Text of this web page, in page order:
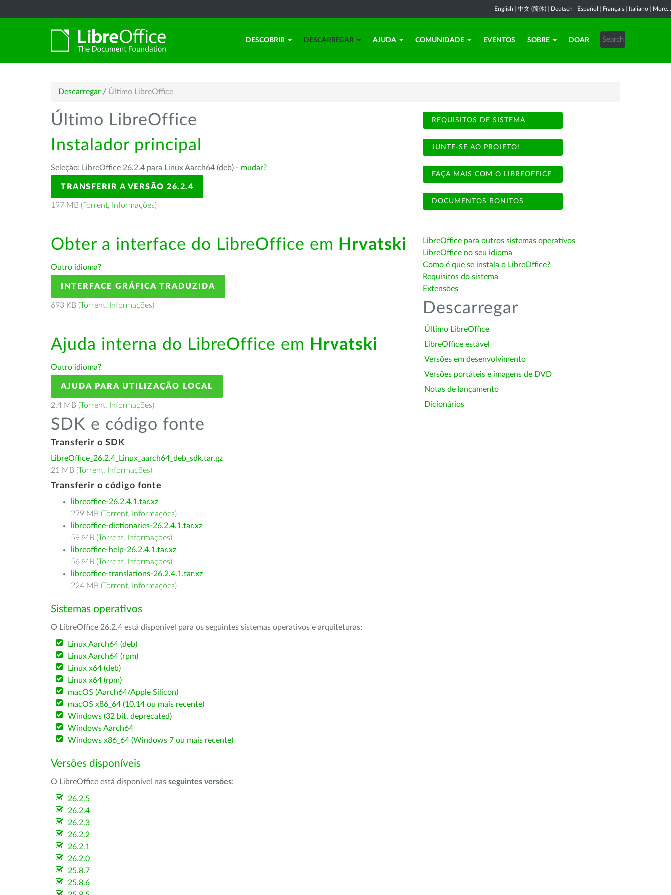
English 中文 (简体) Deutsch Español Français Italiano More...
DESCOBRIR DESCARREGAR AJUDA COMUNIDADE EVENTOS SOBRE DOAR
Descarregar / Último LibreOffice
Último LibreOffice
Instalador principal
Seleção: LibreOffice 26.2.4 para Linux Aarch64 (deb) - mudar?
TRANSFERIR A VERSÃO 26.2.4
197 MB (Torrent, Informações)
Obter a interface do LibreOffice em Hrvatski
Outro idioma?
INTERFACE GRÁFICA TRADUZIDA
693 KB (Torrent, Informações)
Ajuda interna do LibreOffice em Hrvatski
Outro idioma?
AJUDA PARA UTILIZAÇÃO LOCAL
2.4 MB (Torrent, Informações)
SDK e código fonte
Transferir o SDK
LibreOffice_26.2.4_Linux_aarch64_deb_sdk.tar.gz
21 MB (Torrent, Informações)
Transferir o código fonte
libreoffice-26.2.4.1.tar.xz
279 MB (Torrent, Informações)
libreoffice-dictionaries-26.2.4.1.tar.xz
59 MB (Torrent, Informações)
libreoffice-help-26.2.4.1.tar.xz
56 MB (Torrent, Informações)
libreoffice-translations-26.2.4.1.tar.xz
224 MB (Torrent, Informações)
Sistemas operativos
O LibreOffice 26.2.4 está disponível para os seguintes sistemas operativos e arquiteturas:
Linux Aarch64 (deb)
Linux Aarch64 (rpm)
Linux x64 (deb)
Linux x64 (rpm)
macOS (Aarch64/Apple Silicon)
macOS x86_64 (10.14 ou mais recente)
Windows (32 bit, deprecated)
Windows Aarch64
Windows x86_64 (Windows 7 ou mais recente)
Versões disponíveis
O LibreOffice está disponível nas seguintes versões:
26.2.5
26.2.4
26.2.3
26.2.2
26.2.1
26.2.0
25.8.7
25.8.6
REQUISITOS DE SISTEMA
JUNTE-SE AO PROJETO!
FAÇA MAIS COM O LIBREOFFICE
DOCUMENTOS BONITOS
LibreOffice para outros sistemas operativos
LibreOffice no seu idioma
Como é que se instala o LibreOffice?
Requisitos do sistema
Extensões
Descarregar
Último LibreOffice
LibreOffice estável
Versões em desenvolvimento
Versões portáteis e imagens de DVD
Notas de lançamento
Dicionários